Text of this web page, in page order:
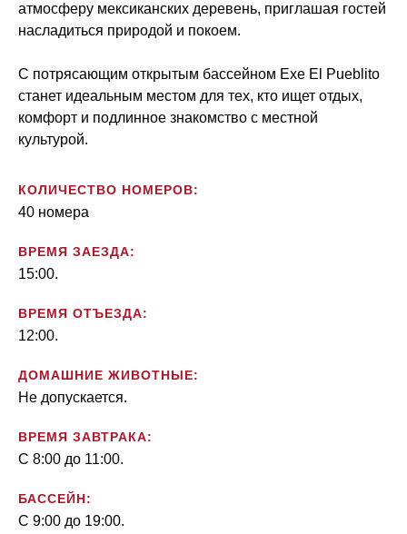
атмосферу мексиканских деревень, приглашая гостей
насладиться природой и покоем.
С потрясающим открытым бассейном Exe El Pueblito
станет идеальным местом для тех, кто ищет отдых,
комфорт и подлинное знакомство с местной
культурой.
КОЛИЧЕСТВО НОМЕРОВ:
40 номера
ВРЕМЯ ЗАЕЗДА:
15:00.
ВРЕМЯ ОТЪЕЗДА:
12:00.
ДОМАШНИЕ ЖИВОТНЫЕ:
Не допускается.
ВРЕМЯ ЗАВТРАКА:
С 8:00 до 11:00.
БАССЕЙН:
С 9:00 до 19:00.